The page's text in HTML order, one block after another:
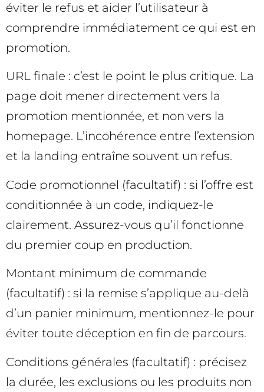
éviter le refus et aider l’utilisateur à
comprendre immédiatement ce qui est en
promotion.
URL finale : c’est le point le plus critique. La
page doit mener directement vers la
promotion mentionnée, et non vers la
homepage. L’incohérence entre l’extension
et la landing entraîne souvent un refus.
Code promotionnel (facultatif) : si l’offre est
conditionnée à un code, indiquez-le
clairement. Assurez-vous qu’il fonctionne
du premier coup en production.
Montant minimum de commande
(facultatif) : si la remise s’applique au-delà
d’un panier minimum, mentionnez-le pour
éviter toute déception en fin de parcours.
Conditions générales (facultatif) : précisez
la durée, les exclusions ou les produits non